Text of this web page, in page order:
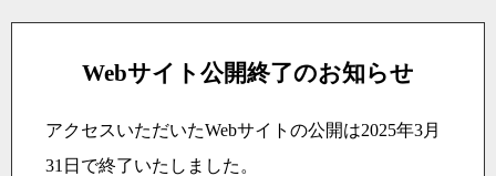
Webサイト公開終了のお知らせ
アクセスいただいたWebサイトの公開は2025年3月
31日で終了いたしました。